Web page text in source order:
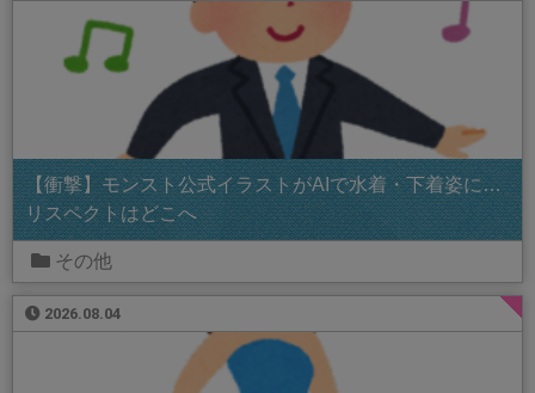
【衝撃】モンスト公式イラストがAIで水着・下着姿に…
リスペクトはどこへ
その他
2026.08.04